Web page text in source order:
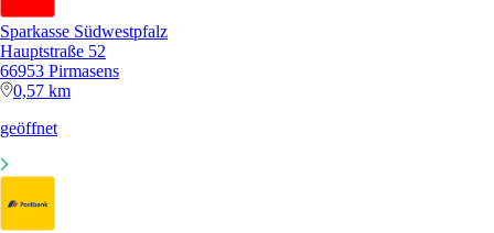
Sparkasse Südwestpfalz
Hauptstraße 52
66953 Pirmasens
0,57 km
geöffnet